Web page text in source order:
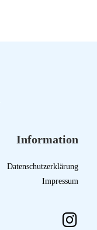
Information
Datenschutzerklärung
Impressum